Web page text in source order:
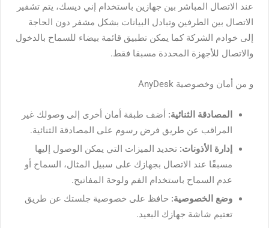
عند الاتصال المباشر بين جهازين باستخدام إني ديسك، يتم تشفير
الاتصال بين الطرفين وتبادل البيانات بشكل مشفر دون الحاجة
إلى خوادم الشركة كما يمكن تطبيق قائمة بيضاء للسماح بالدخول
والاتصال للأجهزة المحددة مسبقا فقط.
و من أمان وخصوصية AnyDesk
المصادقة الثنائية: أضف طبقة أمان أخرى إلى وصولك غير
المراقب عن طريق فرض رسوم على المصادقة الثنائية.
إدارة الأذونات: تحديد الميزات التي يمكن الوصول إليها
مسبقًا عند الاتصال بجهازك على سبيل المثال، السماح أو
عدم السماح باستخدام الفم ولوحة المفاتيح.
وضع الخصوصية: حافظ على خصوصية جلستك عن طريق
تعتيم شاشة جهازك البعيد.